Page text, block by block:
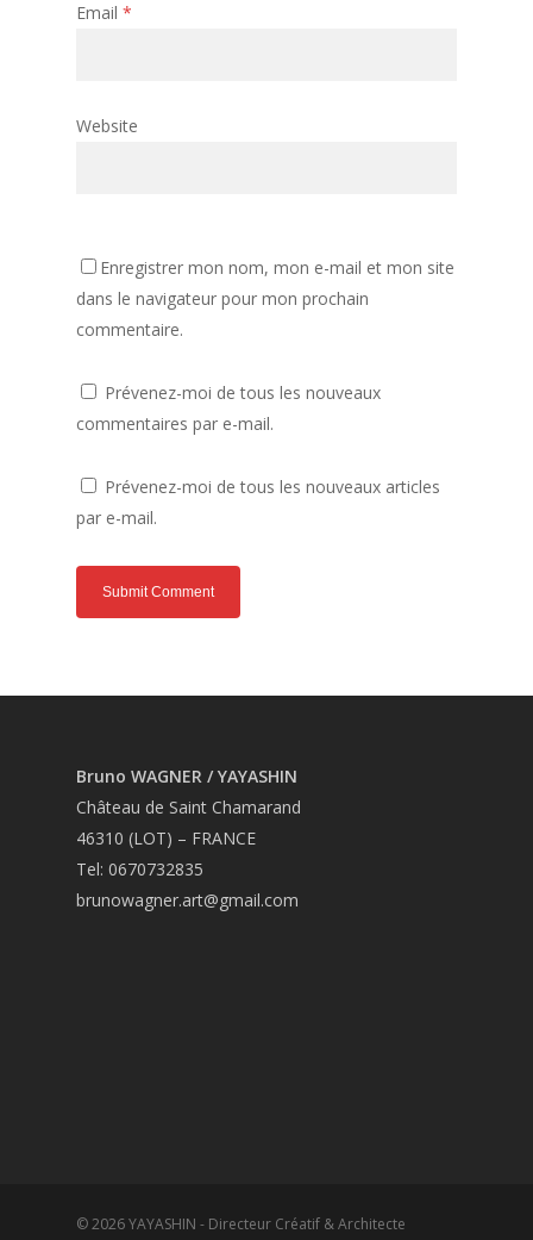
Email *
Website
Enregistrer mon nom, mon e-mail et mon site
dans le navigateur pour mon prochain
commentaire.
Prévenez-moi de tous les nouveaux
commentaires par e-mail.
Prévenez-moi de tous les nouveaux articles
par e-mail.
Bruno WAGNER / YAYASHIN
Château de Saint Chamarand
46310 (LOT) – FRANCE
Tel: 0670732835
brunowagner.art@gmail.com
© 2026 YAYASHIN - Directeur Créatif & Architecte